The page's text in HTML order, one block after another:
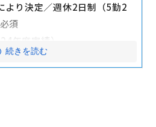
より決定／週休2日制（5勤2
須
年度実績）
後11日付与
続きを読む